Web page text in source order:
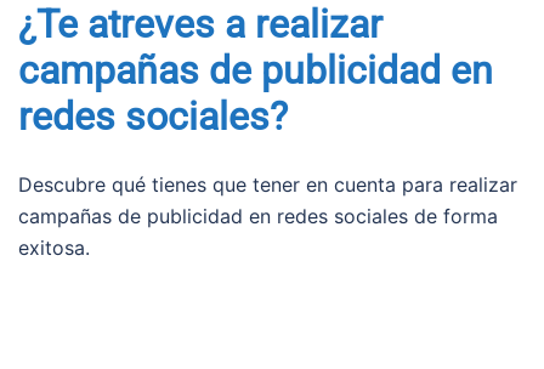
¿Te atreves a realizar
campañas de publicidad en
redes sociales?
Descubre qué tienes que tener en cuenta para realizar
campañas de publicidad en redes sociales de forma
exitosa.